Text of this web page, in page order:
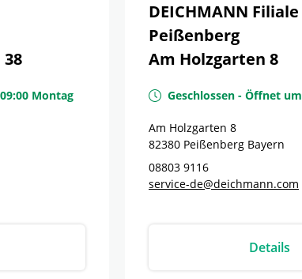
09:00 Montag
DEICHMANN Filiale
Peißenberg
Am Holzgarten 8
Geschlossen - Öffnet um
Am Holzgarten 8
82380 Peißenberg Bayern
08803 9116
service-de@deichmann.com
Details